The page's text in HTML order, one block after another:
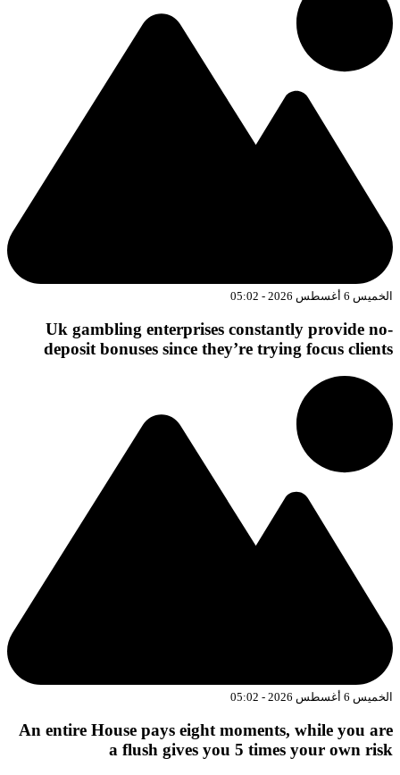
الخميس 6 أغسطس 2026 - 05:02
Uk gambling enterprises constantly provide no-
deposit bonuses since they’re trying focus clients
الخميس 6 أغسطس 2026 - 05:02
An entire House pays eight moments, while you are
a flush gives you 5 times your own risk